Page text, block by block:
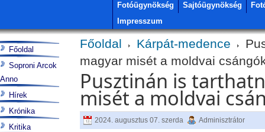
Fotóügynökség Sajtóügynökség
Impresszum
Főoldal Kárpát-medence
magyar misét a moldvai
Pusztinán is
misét a moldvai
2024. augusztus 07. szerda Adminisztrátor
Főoldal
Soproni Arcok
Anno
Hírek
Krónika
Kritika